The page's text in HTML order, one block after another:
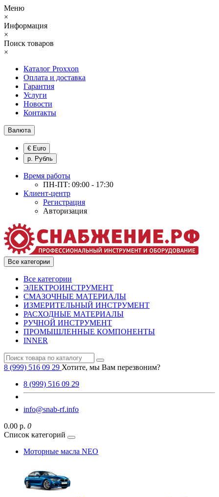
Меню
×
Информация
×
Поиск товаров
×
Каталог Proxxon
Оплата и доставка
Гарантия
Услуги
Новости
Контакты
Валюта
€ Euro
р. Рубль
Время работы
ПН-ПТ: 09:00 - 17:30
Клиент-центр
Регистрация
Авторизация
Все категории
Все категории
ЭЛЕКТРОИНСТРУМЕНТ
СМАЗОЧНЫЕ МАТЕРИАЛЫ
ИЗМЕРИТЕЛЬНЫЙ ИНСТРУМЕНТ
РАСХОДНЫЕ МАТЕРИАЛЫ
РУЧНОЙ ИНСТРУМЕНТ
ПРОМЫШЛЕННЫЕ КОМПОНЕНТЫ
INNER
8 (999) 516 09 29 Хотите, мы Вам перезвоним?
8 (999) 516 09 29
info@snab-rf.info
0.00 р. 0
Список категорий
Моторные масла NEO